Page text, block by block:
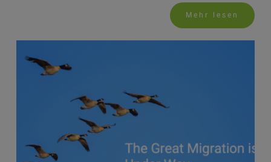
Mehr lesen